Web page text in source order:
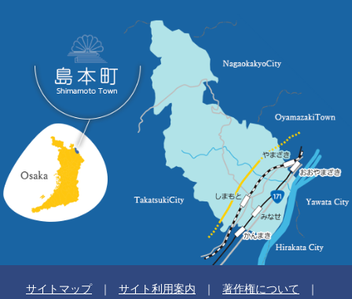
サイトマップ サイト利用案内 著作権について